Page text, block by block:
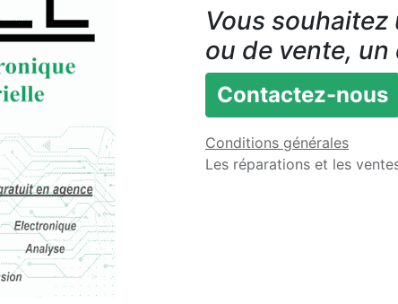
Vous
ou de vente,
Contactez-nous
Conditions générales
Les réparations et les